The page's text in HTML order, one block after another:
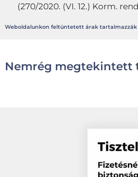
(270/2020. (VI. 12.) Korm.
Weboldalunkon feltüntetett árak tartalmazzák
Nemrég megtekintett